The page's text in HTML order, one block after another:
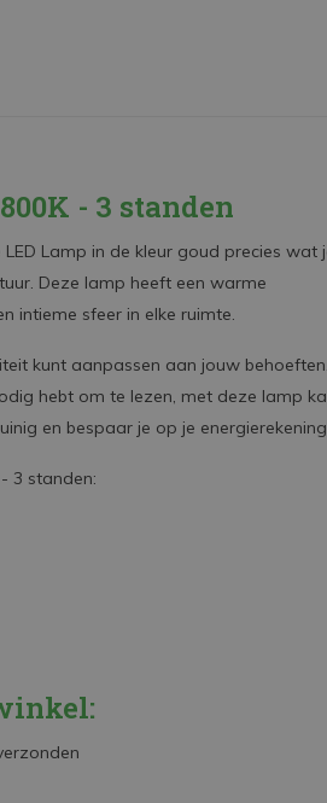
- 3 standen
Lamp in de kleur goud precies wat
Deze lamp heeft een warme
intieme sfeer in elke ruimte.
kunt aanpassen aan jouw
hebt om te lezen, met deze lamp
en bespaar je op je
3 standen: